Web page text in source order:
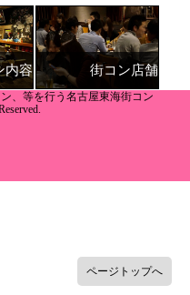
ページトップへ
内容 街コン店舗
、等を行う名古屋東海街コン